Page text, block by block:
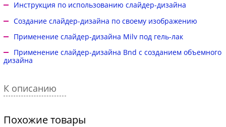
Инструкция по использованию слайдер-дизайна
Создание слайдер-дизайна по своему изображению
Применение слайдер-дизайна Milv под гель-лак
Применение слайдер-дизайна Bnd с созданием объемного
дизайна
К описанию
Похожие товары